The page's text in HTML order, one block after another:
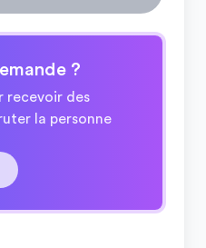
?
recevoir des
la personne